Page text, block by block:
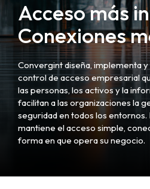
Acceso más
Conexiones
Convergint diseña, implementa
control de acceso empresarial
las personas, los activos y la
facilitan a las organizaciones la
seguridad en todos los
mantiene el acceso simple,
forma en que opera su negocio.